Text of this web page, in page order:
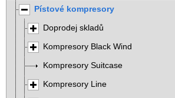
Pístové kompresory
Doprodej skladů
Kompresory Black Wind
Kompresory Suitcase
Kompresory Line